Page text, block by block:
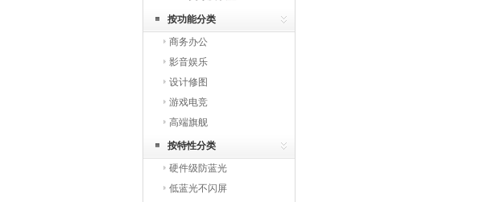
按功能分类
商务办公
影音娱乐
设计修图
游戏电竞
高端旗舰
按特性分类
硬件级防蓝光
低蓝光不闪屏